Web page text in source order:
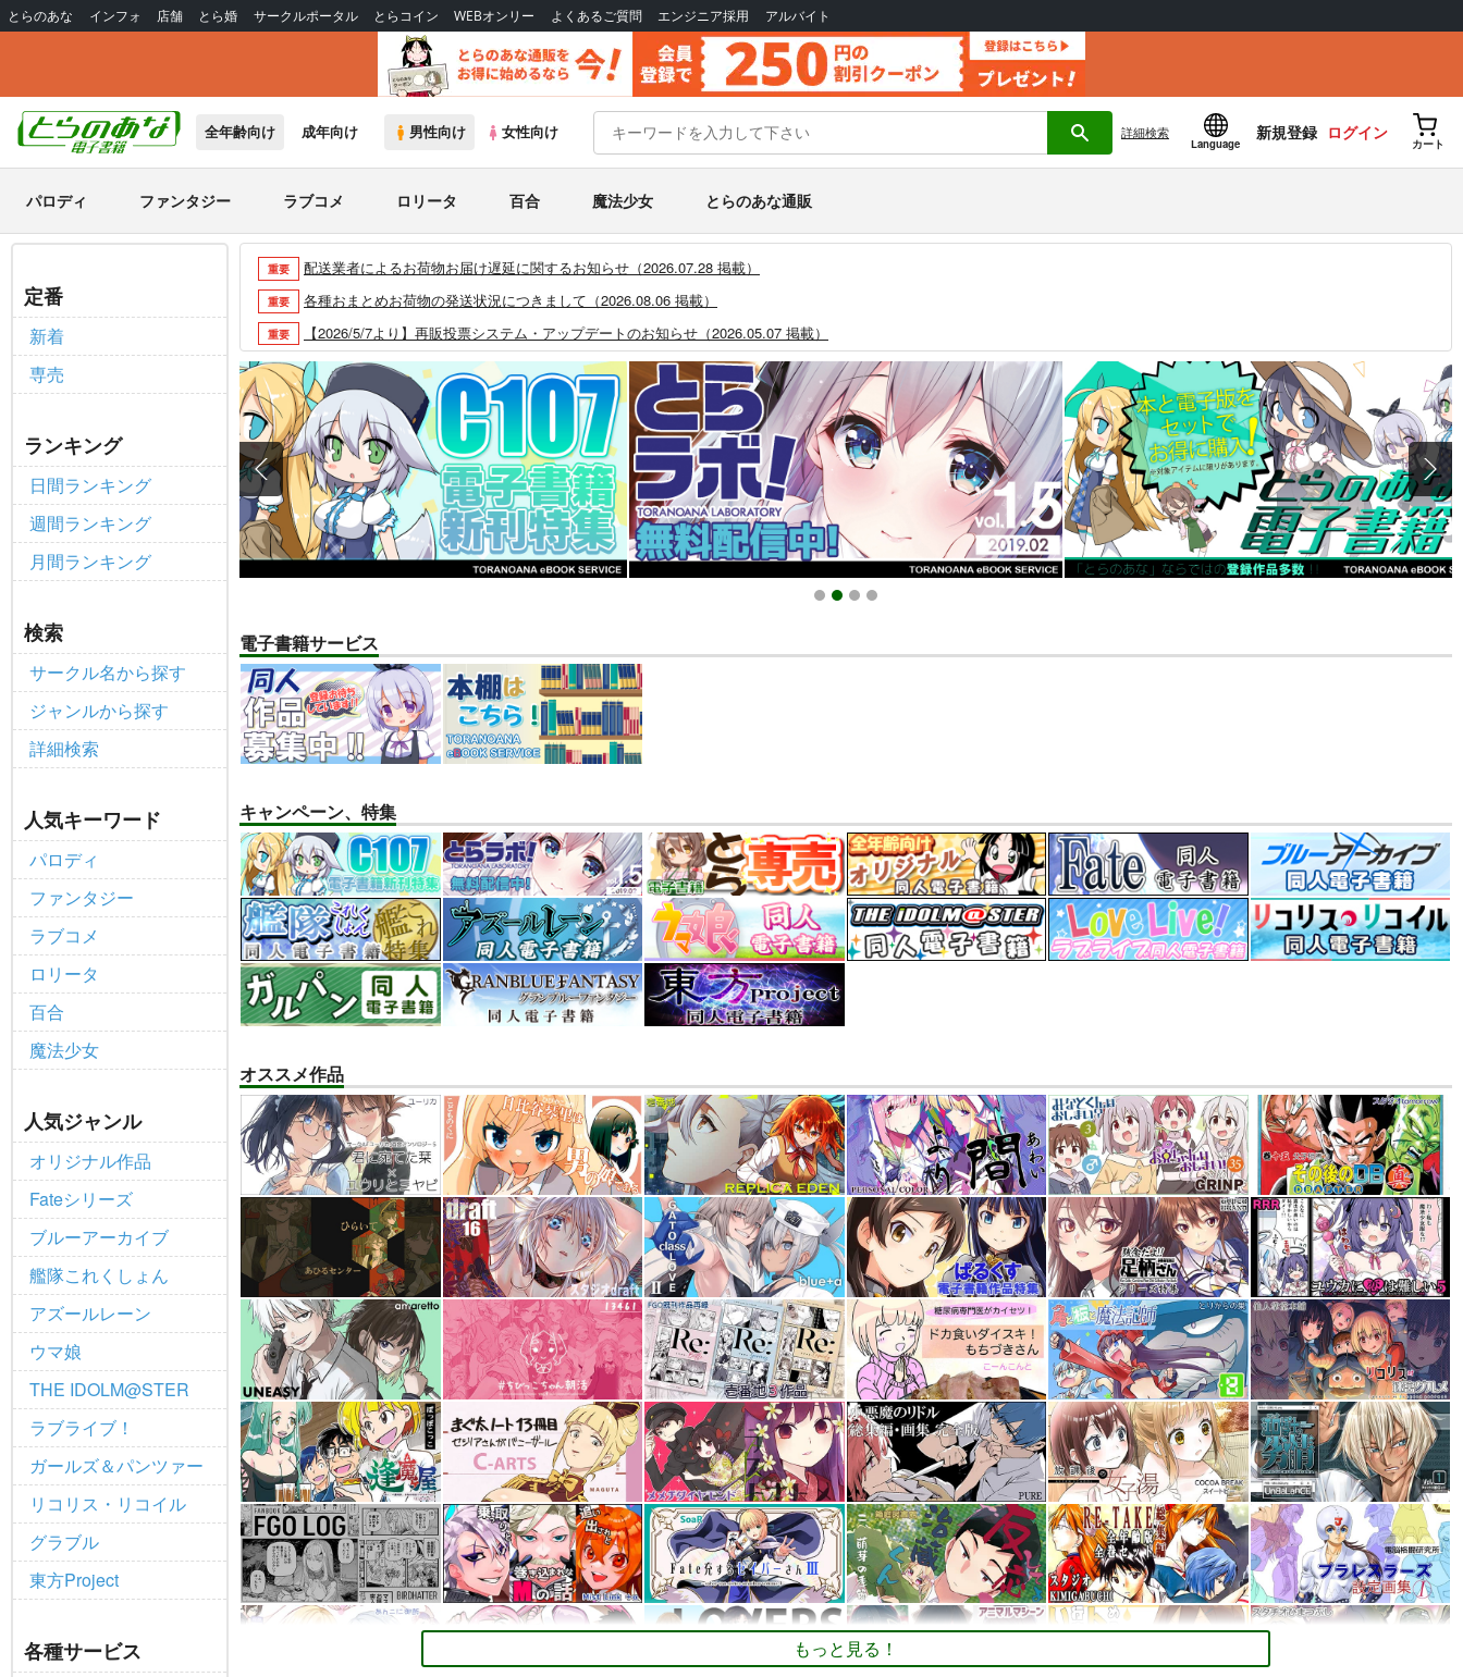
とらのあな インフォ 店舗 とら婚 サークルポータル とらコイン WEBオンリー よくあるご質問 エンジニア採用 アルバイト
全年齢向け 成年向け 男性向け 女性向け 詳細検索
Language
新規登録 ログイン
カート
パロディ ファンタジー ラブコメ ロリータ 百合 魔法少女 とらのあな通販
定番
新着
専売
ランキング
日間ランキング
週間ランキング
月間ランキング
検索
サークル名から探す
ジャンルから探す
詳細検索
人気キーワード
パロディ
ファンタジー
ラブコメ
ロリータ
百合
魔法少女
人気ジャンル
オリジナル作品
Fateシリーズ
ブルーアーカイブ
艦隊これくしょん
アズールレーン
ウマ娘
THE IDOLM@STER
ラブライブ！
ガールズ＆パンツァー
リコリス・リコイル
グラブル
東方Project
各種サービス
重要 配送業者によるお荷物お届け遅延に関するお知らせ（2026.07.28 掲載）
重要 各種おまとめお荷物の発送状況につきまして（2026.08.06 掲載）
重要 【2026/5/7より】再販投票システム・アップデートのお知らせ（2026.05.07 掲載）
重要 【2026/4/1より】とらのあなプレミアム、新支払い方法＆新プラン導入のお知らせ（2026.03.09 掲載）
重要 おまとめサイクル「定期便(月2)」一般会員様の利用再開のお知らせ（2026.02.05 掲載）
重要 「とらのあな×駿河屋日本橋乙女同人誌館」通販店頭受取サービス開始のお知らせ（2026.01.05 更新｜2025.12.30 掲載）
重要 【2025/12/1より】「通販ポイント⇒とらコイン変換キャンペーン」終了のお知らせ（2025.11.21 掲載）
重要 個人情報保護方針の改定について（2025.09.19 更新｜2025.08.01 掲載）
重要 ポイント付与・管理体制改定のお知らせ（2024.11.20 掲載）
全てのお知らせを見る
1 2 3 4
電子書籍サービス
キャンペーン、特集
オススメ作品
もっと見る！